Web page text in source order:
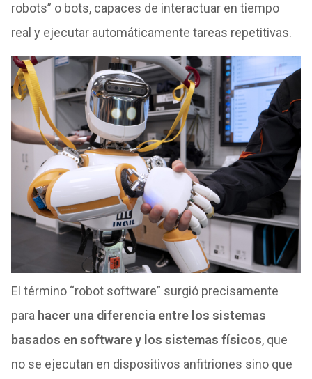
robots” o bots, capaces de interactuar en tiempo
real y ejecutar automáticamente tareas repetitivas.
El término “robot software” surgió precisamente
para hacer una diferencia entre los sistemas
basados en software y los sistemas físicos, que
no se ejecutan en dispositivos anfitriones sino que